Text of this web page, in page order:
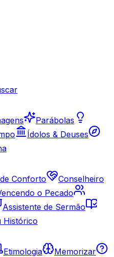
Parábolas
Ídolos & Deuses
Conforto
Conselheiro
o Pecado
Assistente de Sermão
Histórico
Etimologia
Memorizar